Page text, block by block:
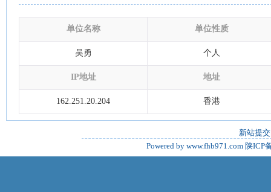
单位名称 单位性质
吴勇 个人
IP地址 地址
162.251.20.204 香港
新站提交
Powered by www.fhb971.com 陕ICP